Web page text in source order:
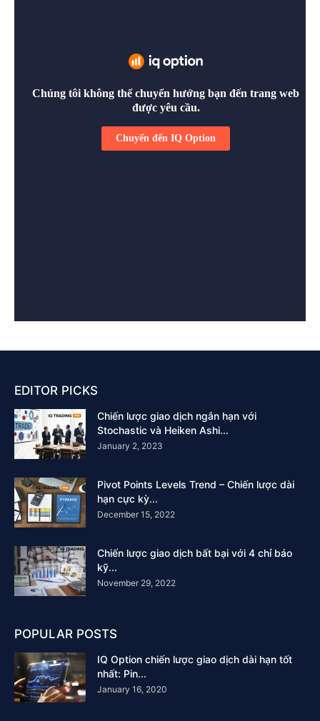
EDITOR PICKS
Chiến lược giao dịch ngắn hạn với
Stochastic và Heiken Ashi...
January 2, 2023
Pivot Points Levels Trend – Chiến lược dài
hạn cực kỳ...
December 15, 2022
Chiến lược giao dịch bất bại với 4 chỉ báo
kỹ...
November 29, 2022
POPULAR POSTS
IQ Option chiến lược giao dịch dài hạn tốt
nhất: Pin...
January 16, 2020